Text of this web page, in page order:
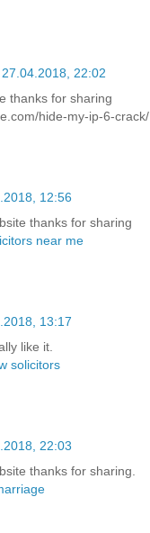
27.04.2018, 22:02
thanks for sharing
hide-my-ip-6-crack/
12:56
thanks for sharing
near me
13:17
like it.
solicitors
22:03
thanks for sharing.